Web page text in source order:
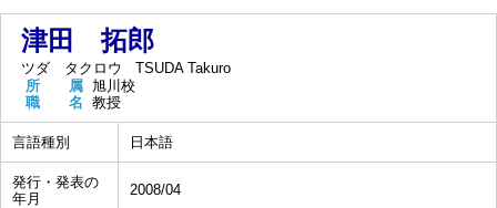
津田 拓郎
ツダ タクロウ
TSUDA Takuro
所 属 旭川校
職 名 教授
言語種別 日本語
発行・発表の
年月
2008/04